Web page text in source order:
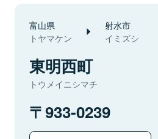
富山県
トヤマケン
射水市
イミズシ
東明西町
トウメイニシマチ
933-0239